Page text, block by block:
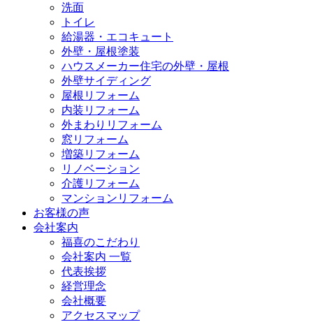
洗面
トイレ
給湯器・エコキュート
外壁・屋根塗装
ハウスメーカー住宅の外壁・屋根
外壁サイディング
屋根リフォーム
内装リフォーム
外まわりリフォーム
窓リフォーム
増築リフォーム
リノベーション
介護リフォーム
マンションリフォーム
お客様の声
会社案内
福喜のこだわり
会社案内 一覧
代表挨拶
経営理念
会社概要
アクセスマップ